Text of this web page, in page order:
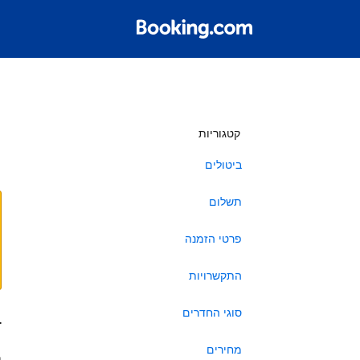
קטגוריות
ביטולים
תשלום
פרטי הזמנה
התקשרויות
סוגי החדרים
מחירים